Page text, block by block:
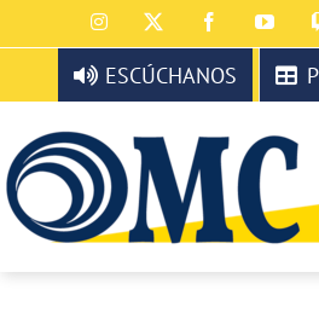
al
contenido
Instagram Facebook
ESCÚCHANOS